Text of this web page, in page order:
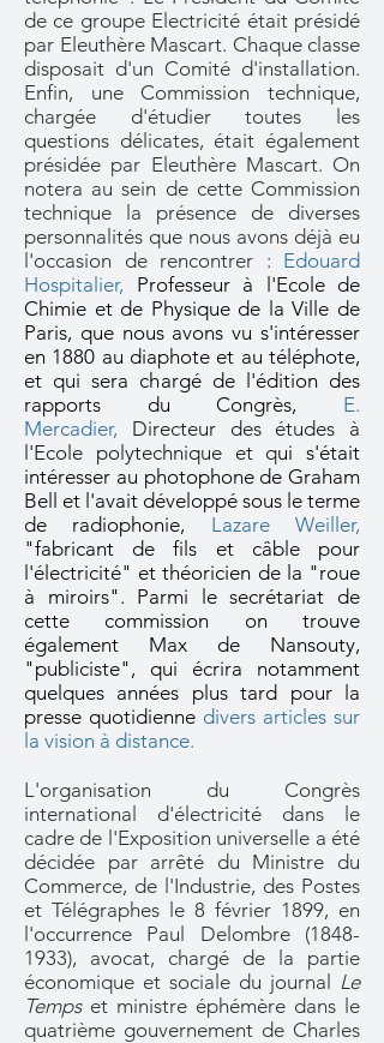
de ce groupe Electricité était présidé
par Eleuthère Mascart. Chaque classe
disposait d'un Comité d'installation.
Enfin, une Commission technique,
chargée d'étudier toutes les
questions délicates, était également
présidée par Eleuthère Mascart. On
notera au sein de cette Commission
technique la présence de diverses
personnalités que nous avons déjà eu
l'occasion de rencontrer : Edouard
Hospitalier, Professeur à l'Ecole de
Chimie et de Physique de la Ville de
Paris, que nous avons vu s'intéresser
en 1880 au diaphote et au téléphote,
et qui sera chargé de l'édition des
rapports du Congrès, E.
Mercadier,
Directeur des études à
l'Ecole polytechnique et qui s'était
intéresser au photophone de Graham
Bell et l'avait développé sous le terme
de radiophonie, Lazare Weiller,
"fabricant de fils et câble pour
l'électricité" et théoricien de la "roue
à miroirs". Parmi le secrétariat de
cette commission on trouve
également Max de Nansouty,
"publiciste", qui écrira notamment
quelques années plus tard pour la
presse quotidienne divers articles sur
la vision à distance.
L'organisation du Congrès
international d'électricité dans le
cadre de l'Exposition universelle a été
décidée par arrêté du Ministre du
Commerce, de l'Industrie, des Postes
et Télégraphes le 8 février 1899, en
l'occurrence Paul Delombre (1848-
1933), avocat, chargé de la partie
économique et sociale du journal Le
Tempset ministre éphémère dans le
quatrième gouvernement de Charles